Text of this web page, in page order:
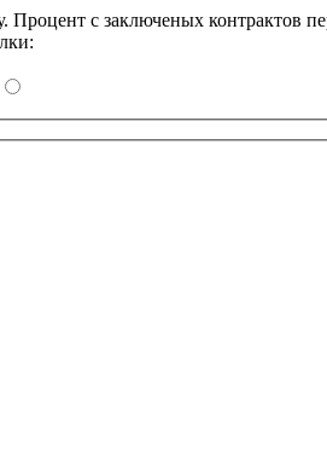
с заключеных контрактов